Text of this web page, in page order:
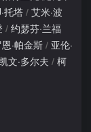
托塔 / 艾米·波
/ 约瑟芬·兰福
·帕金斯 / 亚伦·
文·多尔夫 / 柯